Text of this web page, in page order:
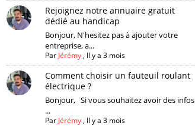
Rejoignez notre annuaire gratuit
dédié au handicap
Bonjour, N'hesitez pas à ajouter votre
entreprise, a...
Par Jérémy, Il y a 3 mois
Comment choisir un fauteuil roulant
électrique ?
Bonjour, Si vous souhaitez avoir des infos
...
Par Jérémy, Il y a 3 mois